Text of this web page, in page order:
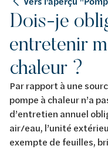
Dois-je
entretenir
chaleur ?
Par rapport à une
pompe à chaleur n’a
d’entretien annuel
air/eau, l’unité
exempte de feuilles,